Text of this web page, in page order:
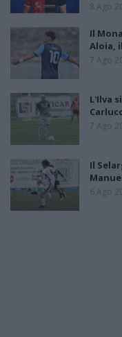
8 Ago
Il
Aloia,
7 Ago
L'Ilva
7 Ago
Il
6 Ago